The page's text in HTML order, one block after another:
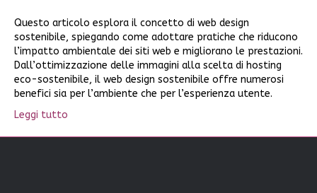
Questo articolo esplora il concetto di web design
sostenibile, spiegando come adottare pratiche che riducono
l’impatto ambientale dei siti web e migliorano le prestazioni.
Dall’ottimizzazione delle immagini alla scelta di hosting
eco-sostenibile, il web design sostenibile offre numerosi
benefici sia per l’ambiente che per l’esperienza utente.
Leggi tutto